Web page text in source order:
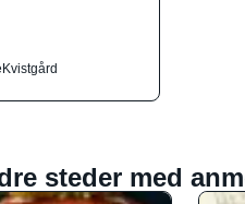
Kvistgård
steder med